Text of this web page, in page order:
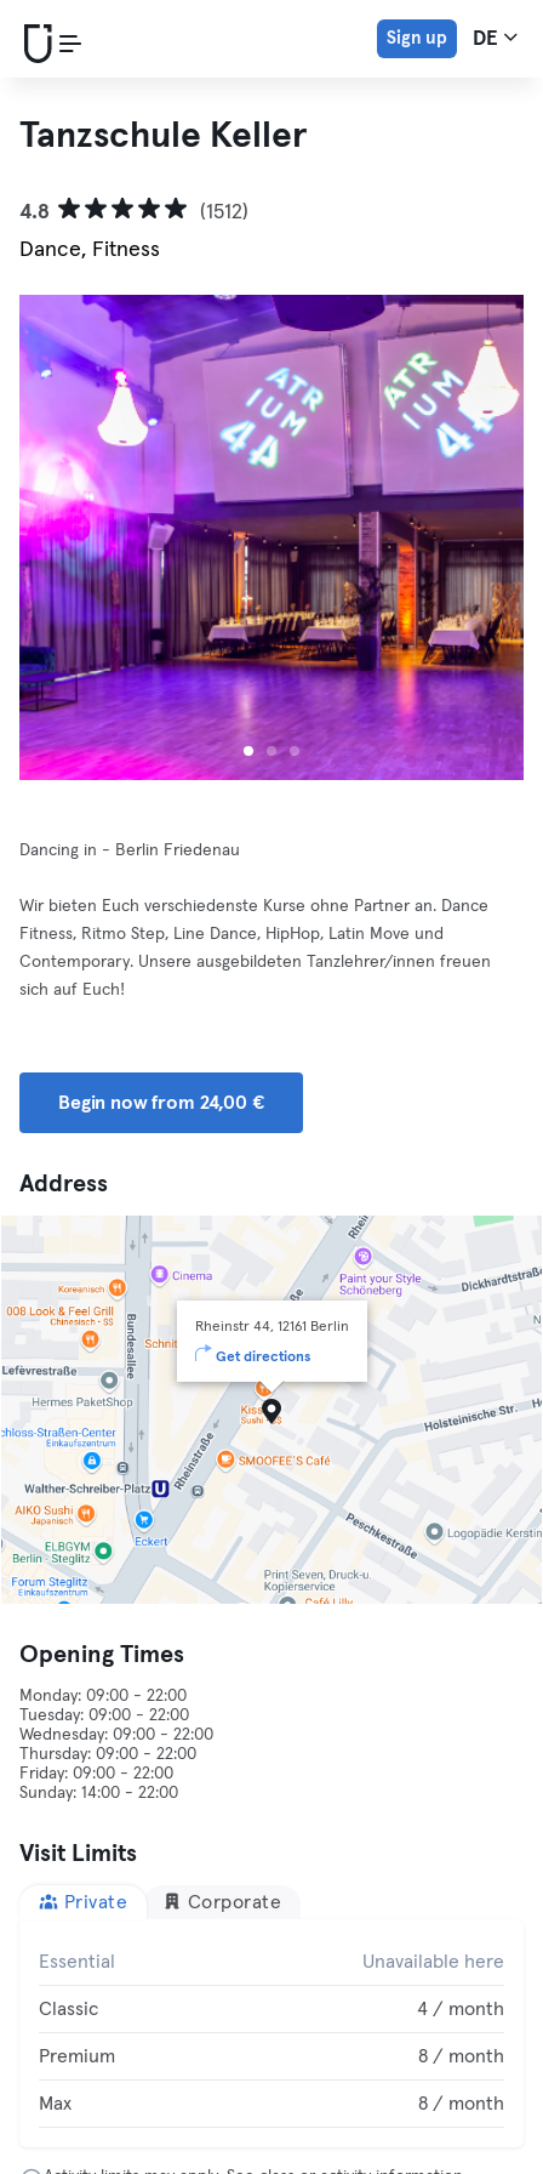
Sign up DE
Tanzschule Keller
4.8
(1512)
Dance, Fitness
Dancing in - Berlin Friedenau
Wir bieten Euch verschiedenste Kurse ohne Partner an. Dance
Fitness, Ritmo Step, Line Dance, HipHop, Latin Move und
Contemporary. Unsere ausgebildeten Tanzlehrer/innen freuen
sich auf Euch!
Begin now from 24,00 €
Address
Rheinstr 44, 12161 Berlin
Get directions
Opening Times
Monday: 09:00 - 22:00
Tuesday: 09:00 - 22:00
Wednesday: 09:00 - 22:00
Thursday: 09:00 - 22:00
Friday: 09:00 - 22:00
Visit Limits
Private Corporate
Essential Unavailable here
Classic 4 / month
Premium 8 / month
Max 8 / month